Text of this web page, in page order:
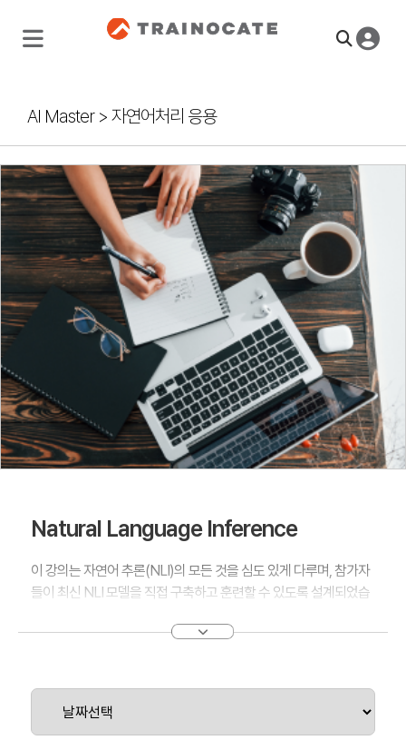
AI Master> 자연어처리 응용
Natural Language Inference
이 강의는 자연어 추론(NLI)의 모든 것을 심도 있게 다루며, 참가자
들이 최신 NLI 모델을 직접 구축하고 훈련할 수 있도록 설계되었습
스와 연구 문제에 NLI 기술을 적용하는 방법까지, 이론과 실습을 결
이 강의는 꼭 필요한 과정입니다.